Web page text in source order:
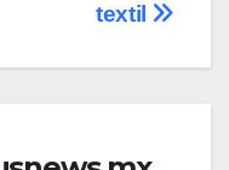
textil